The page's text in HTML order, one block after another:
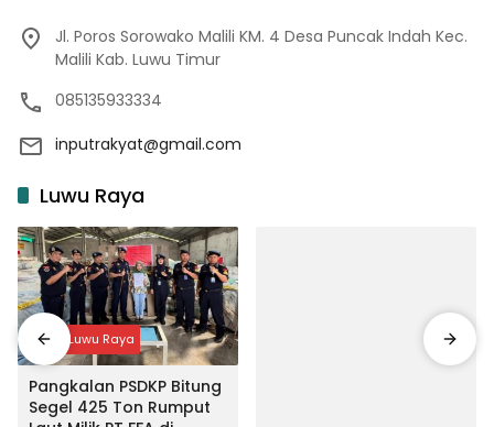
Jl. Poros Sorowako Malili KM. 4 Desa Puncak Indah Kec.
Malili Kab. Luwu Timur
085135933334
inputrakyat@gmail.com
Luwu Raya
Input Luwu Raya
Pangkalan PSDKP Bitung
Segel 425 Ton Rumput